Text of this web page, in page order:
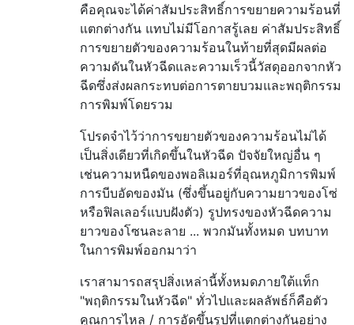
คือคุณจะได้ค่าสัมประสิทธิ์การขยายความร้อนที่
แตกต่างกัน แทบไม่มีโอกาสรู้เลย ค่าสัมประสิทธิ์
การขยายตัวของความร้อนในท้ายที่สุดมีผลต่อ
ความดันในหัวฉีดและความเร็วนี้วัสดุออกจากหัว
ฉีดซึ่งส่งผลกระทบต่อการตายบวมและพฤติกรรม
การพิมพ์โดยรวม
โปรดจำไว้ว่าการขยายตัวของความร้อนไม่ได้
เป็นสิ่งเดียวที่เกิดขึ้นในหัวฉีด ปัจจัยใหญ่อื่น ๆ
เช่นความหนืดของพอลิเมอร์ที่อุณหภูมิการพิมพ์
การบีบอัดของมัน (ซึ่งขึ้นอยู่กับความยาวของโซ่
หรือฟิลเลอร์แบบฝังตัว) รูปทรงของหัวฉีดความ
ยาวของโซนละลาย ... พวกมันทั้งหมด บทบาท
ในการพิมพ์ออกมาว่า
เราสามารถสรุปสิ่งเหล่านี้ทั้งหมดภายใต้แท็ก
"พฤติกรรมในหัวฉีด" ทั่วไปและผลลัพธ์ก็คือตัว
คูณการไหล / การอัดขึ้นรูปที่แตกต่างกันอย่าง